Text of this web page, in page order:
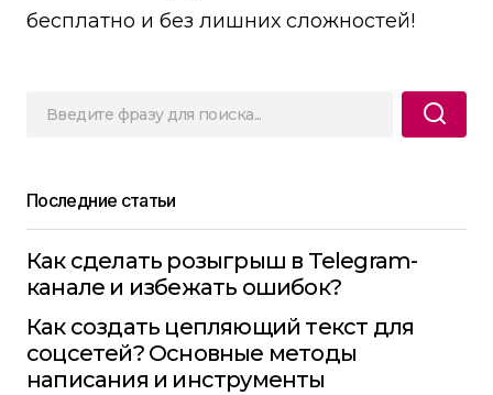
бесплатно и без лишних сложностей!
Последние статьи
Как сделать розыгрыш в Telegram-
канале и избежать ошибок?
Как создать цепляющий текст для
соцсетей? Основные методы
написания и инструменты